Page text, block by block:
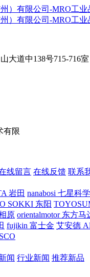
大道中138号715-716室
有限
线留言 在线反馈 联系
岩田 nanabosi 七星科学
SOKKI 东阳
原 orientalmotor 东方马
fujikin 富士金 艾安德
闻 行业新闻 推荐新品